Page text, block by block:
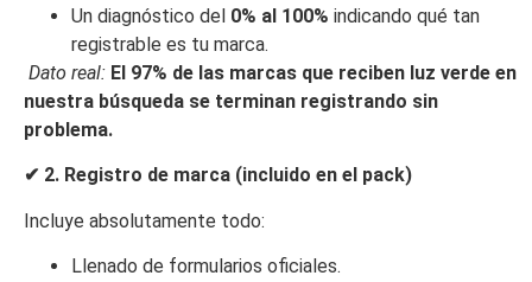
Un diagnóstico del 0% al 100% indicando qué tan
registrable es tu marca.
Dato real: El 97% de las marcas que reciben luz verde en
nuestra búsqueda se terminan registrando sin
problema.
✔ 2. Registro de marca (incluido en el pack)
Incluye absolutamente todo:
Llenado de formularios oficiales.